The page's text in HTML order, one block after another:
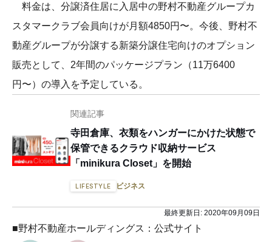
料金は、分譲済住居に入居中の野村不動産グループカ
スタマークラブ会員向けが月額4850円〜。今後、野村不
動産グループが分譲する新築分譲住宅向けのオプション
販売として、2年間のパッケージプラン（11万6400
円〜）の導入を予定している。
関連記事
寺田倉庫、衣類をハンガーにかけた状態で
保管できるクラウド収納サービス
「minikura Closet」を開始
LIFESTYLE ビジネス
最終更新日: 2020年09月09日
■野村不動産ホールディングス：公式サイト